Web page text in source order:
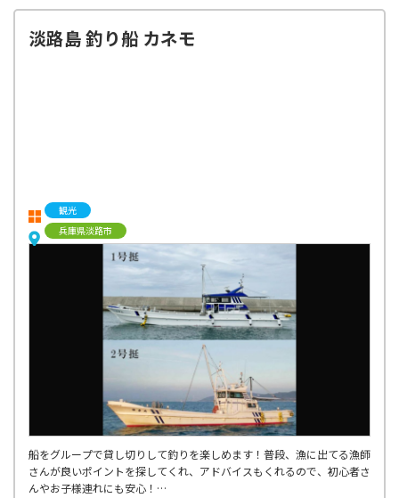
淡路島 釣り船 カネモ
観光
兵庫県淡路市
船をグループで貸し切りして釣りを楽しめます！普段、漁に出てる漁師
さんが良いポイントを探してくれ、アドバイスもくれるので、初心者さ
んやお子様連れにも安心！